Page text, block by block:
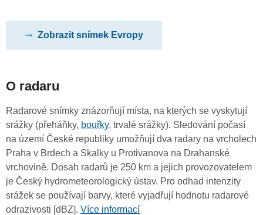
Zobrazit snímek Evropy
O radaru
Radarové snímky znázorňují místa, na kterých se vyskytují
srážky (přeháňky, bouřky, trvalé srážky). Sledování počasí
na území České republiky umožňují dva radary na vrcholech
Praha v Brdech a Skalky u Protivanova na Drahanské
vrchovině. Dosah radarů je 250 km a jejich provozovatelem
je Český hydrometeorologický ústav. Pro odhad intenzity
srážek se používají barvy, které vyjadřují hodnotu radarové
odrazivosti [dBZ]. Více informací